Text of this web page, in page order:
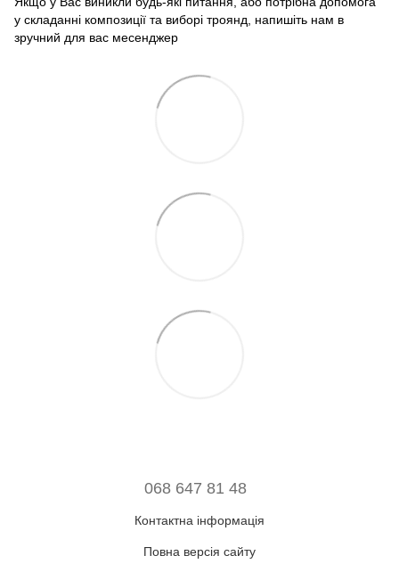
у складанні композиції та виборі троянд, напишіть нам в
зручний для вас месенджер
068 647 81 48
Контактна інформація
Повна версія сайту